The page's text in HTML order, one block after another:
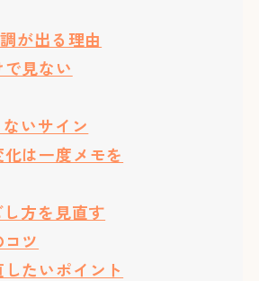
が出る理由
見ない
いサイン
は一度メモを
方を見直す
ツ
たいポイント